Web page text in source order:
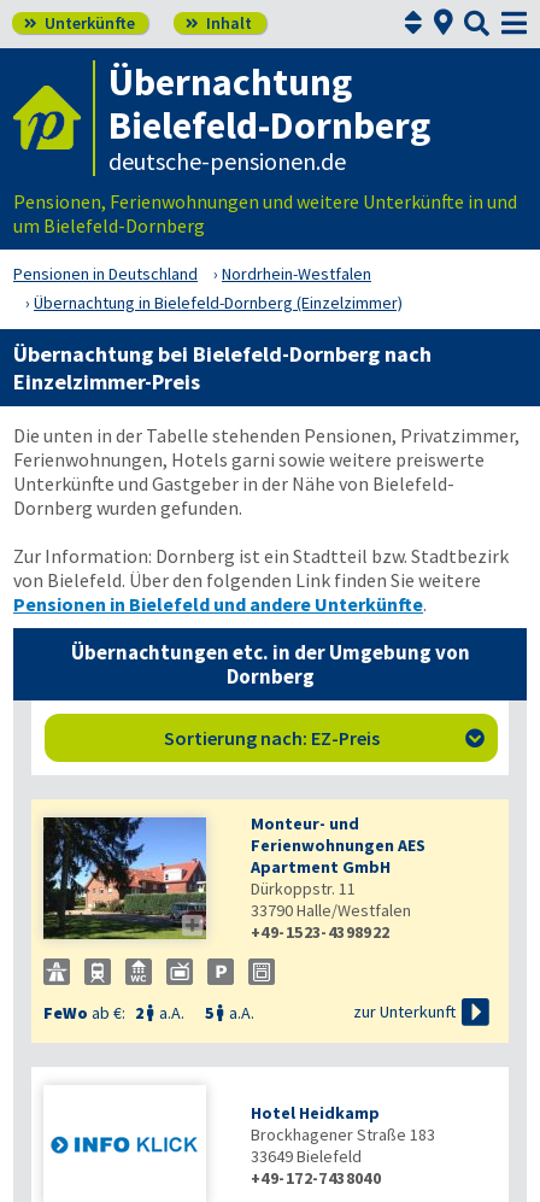
 Unterkünfte  Inhalt  

Übernachtung
Bielefeld-Dornberg
deutsche-pensionen.de
Pensionen, Ferienwohnungen und weitere Unterkünfte in und
um Bielefeld-Dornberg
Pensionen in Deutschland
Nordrhein-Westfalen
Übernachtung in Bielefeld-Dornberg (Einzelzimmer)
Übernachtung bei Bielefeld-Dornberg nach
Einzelzimmer-Preis
Die unten in der Tabelle stehenden Pensionen, Privatzimmer,
Ferienwohnungen, Hotels garni sowie weitere preiswerte
Unterkünfte und Gastgeber in der Nähe von Bielefeld-
Dornberg wurden gefunden.
Zur Information: Dornberg ist ein Stadtteil bzw. Stadtbezirk
von Bielefeld. Über den folgenden Link finden Sie weitere
Pensionen in Bielefeld und andere Unterkünfte.
Übernachtungen etc. in der Umgebung von
Dornberg
Sortierung nach: EZ-Preis 

Monteur- und
Ferienwohnungen AES
Apartment GmbH
Dürkoppstr. 11
33790Halle/Westfalen
+49-1523-4398922
FeWo ab €: 2  a.A. 5  a.A. zur Unterkunft 
Hotel Heidkamp
Brockhagener Straße 183
33649Bielefeld
+49-172-7438040